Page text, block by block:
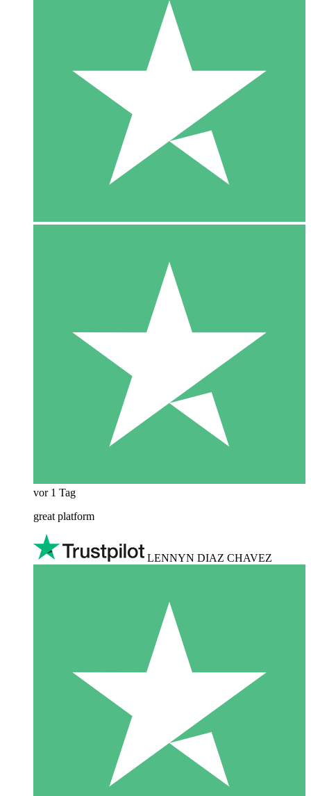
vor 1 Tag
great platform
LENNYN DIAZ CHAVEZ